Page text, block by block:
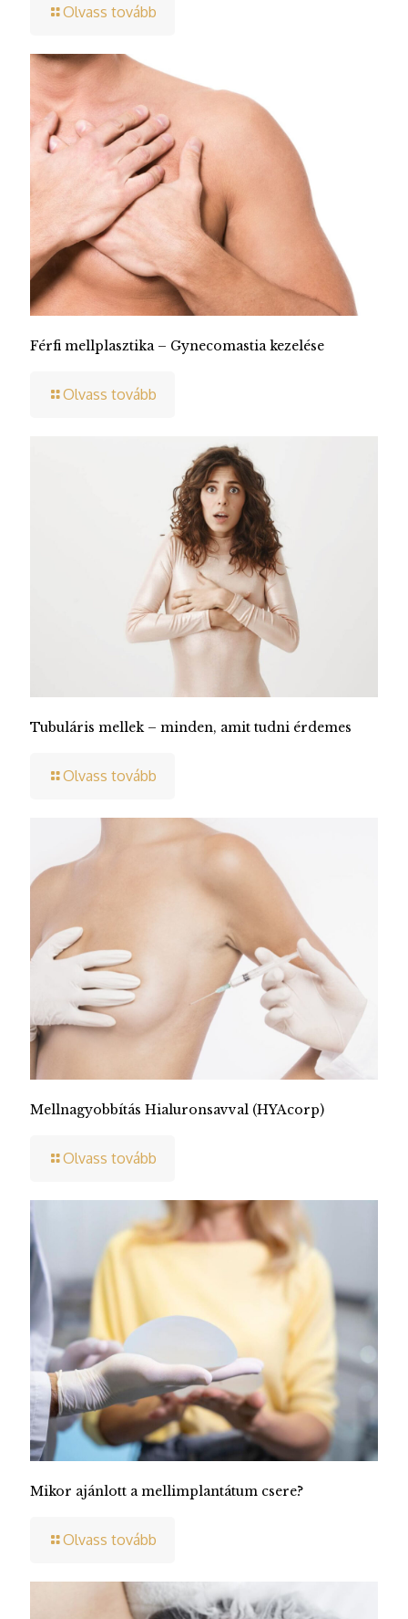
Olvass tovább
Férfi mellplasztika – Gynecomastia kezelése
Olvass tovább
Tubuláris mellek – minden, amit tudni érdemes
Olvass tovább
Mellnagyobbítás Hialuronsavval (HYAcorp)
Olvass tovább
Mikor ajánlott a mellimplantátum csere?
Olvass tovább